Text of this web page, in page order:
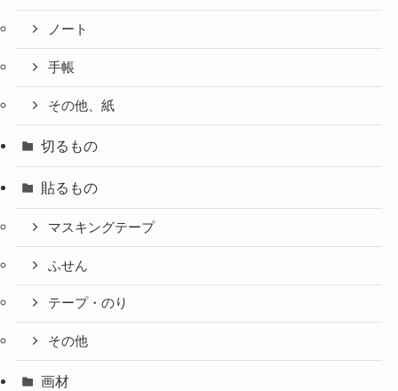
ノート
手帳
その他、紙
切るもの
貼るもの
マスキングテープ
ふせん
テープ・のり
その他
画材